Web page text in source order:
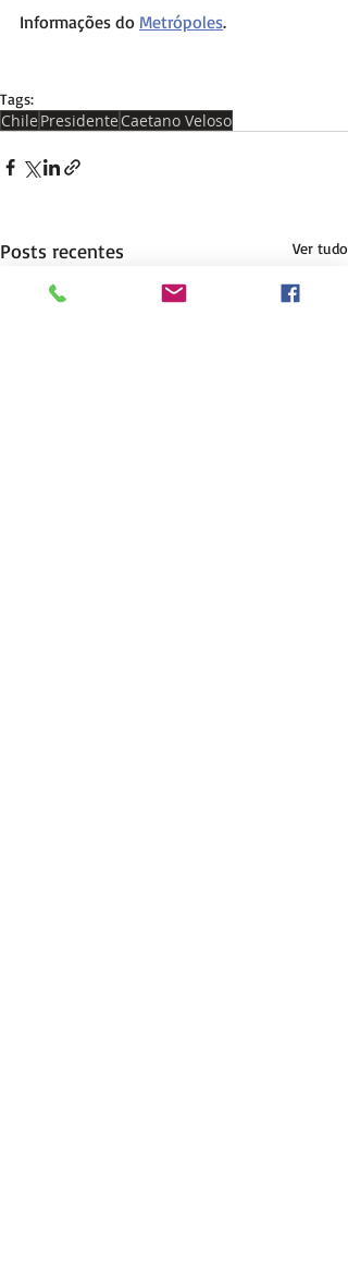
Informações do Metrópoles.
Tags:
Chile Presidente Caetano Veloso
Posts recentes Ver tudo